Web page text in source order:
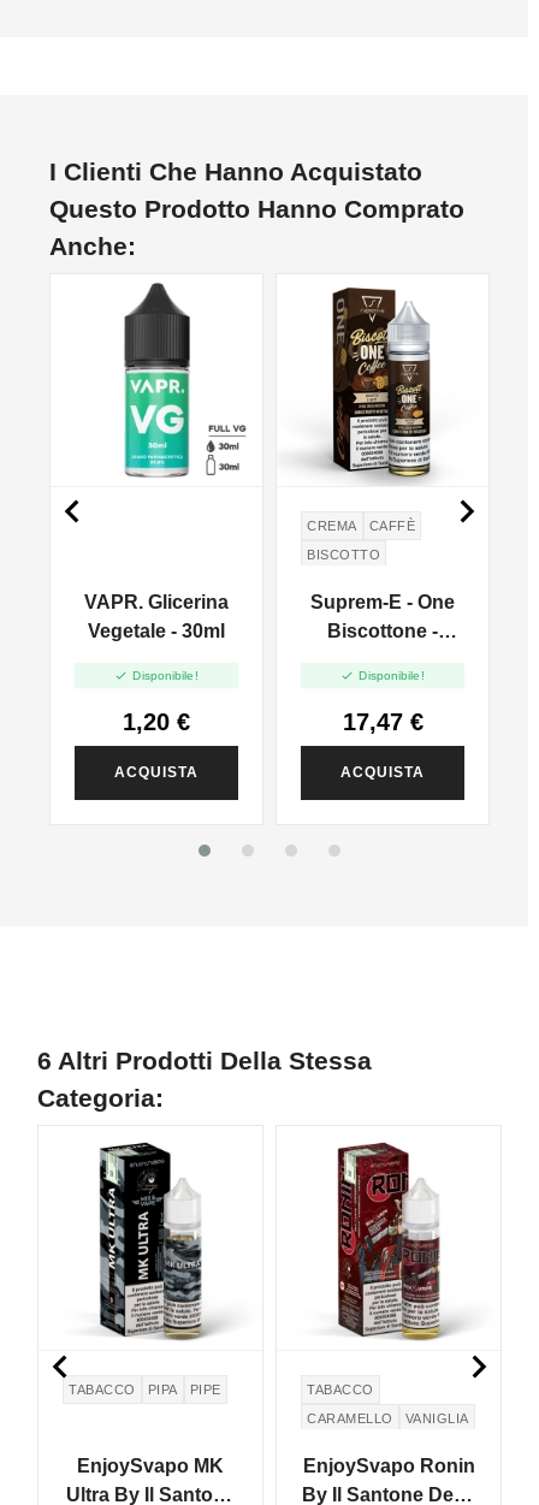
I Clienti Che Hanno Acquistato
Questo Prodotto Hanno Comprato
Anche:
VAPR. Glicerina
Vegetale - 30ml
 Disponibile!
1,20 €
ACQUISTA
CREMA
CAFFÈ
BISCOTTO
CREMA AL BURRO
Suprem-E - One
Biscottone -
Vape - 20ml
 Disponibile!
17,47 €
ACQUISTA
 
6 Altri Prodotti Della Stessa
Categoria:
TABACCO PIPA PIPE
EnjoySvapo MK
Ultra By Il Santone
NON DISPONIBILE
TABACCO
CARAMELLO
VANIGLIA
EnjoySvapo Ronin
By Il Santone Dello
NON DISPONIBILE
 